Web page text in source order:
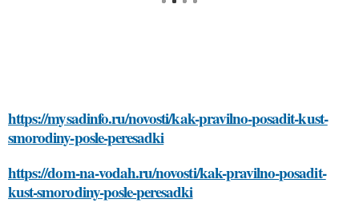
https://mysadinfo.ru/novosti/kak-pravilno-posadit-kust-
smorodiny-posle-peresadki
https://dom-na-vodah.ru/novosti/kak-pravilno-posadit-
kust-smorodiny-posle-peresadki